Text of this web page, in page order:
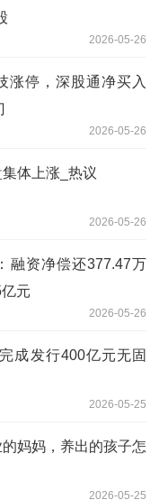
2026-05-26
涨停，深股通净买入
2026-05-26
体上涨_热议
2026-05-26
融资净偿还377.47万
元
2026-05-26
成发行400亿元无固
2026-05-25
妈妈，养出的孩子怎
2026-05-25